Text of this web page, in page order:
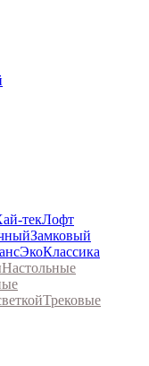
текЛофт
Замковый
ЭкоКлассика
Настольные
Трековые